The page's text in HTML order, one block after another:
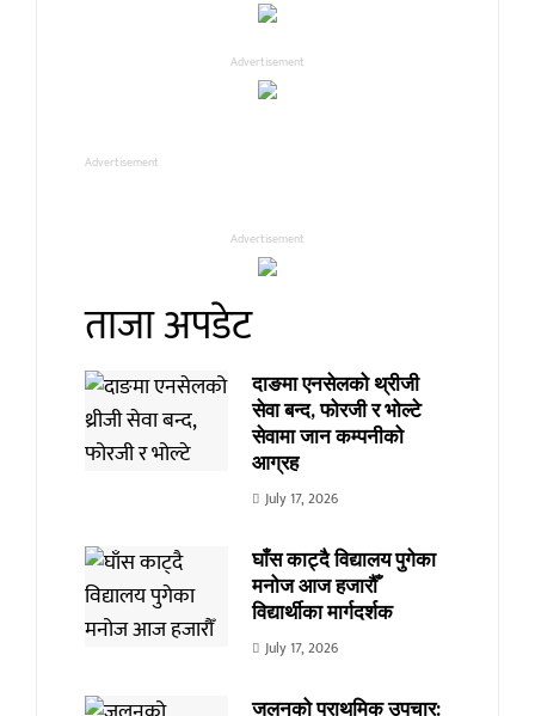
Advertisement
Advertisement
Advertisement
ताजा अपडेट
दाङमा एनसेलको थ्रीजी
सेवा बन्द, फोरजी र भोल्टे
सेवामा जान कम्पनीको
आग्रह
July 17, 2026
घाँस काट्दै विद्यालय पुगेका
मनोज आज हजारौँ
विद्यार्थीका मार्गदर्शक
July 17, 2026
जलनको प्राथमिक उपचार: